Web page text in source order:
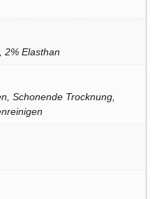
2% Elasthan
Schonende Trocknung,